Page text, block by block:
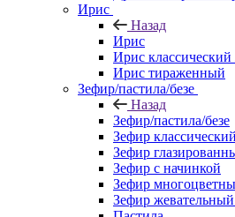
Ирис
Назад
Ирис
Ирис классический
Ирис тираженный
Зефир/пастила/безе
Назад
Зефир/пастила/безе
Зефир классический
Зефир
Зефир с начинкой
Зефир
Зефир